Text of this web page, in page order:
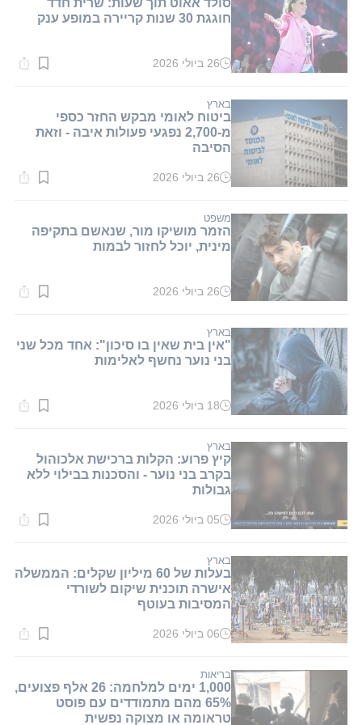
חוגגת 30 שנות קריירה במופע ענק
זמן
דקות.
26 ביולי 2026
בארץ
ביטוח לאומי מבקש החזר כספי
מ-2,700 נפגעי פעולות איבה - וזאת
הסיבה
זמן
דקות.
26 ביולי 2026
משפט
הזמר מושיקו מור, שנאשם בתקיפה
מינית, יוכל לחזור לבמות
זמן
דקות.
26 ביולי 2026
בארץ
"אין בית שאין בו סיכון": אחד מכל שני
בני נוער נחשף לאלימות
זמן
דקות.
18 ביולי 2026
בארץ
קיץ פרוע: הקלות ברכישת אלכוהול
בקרב בני נוער - והסכנות בבילוי ללא
גבולות
זמן
דקות.
05 ביולי 2026
בארץ
בעלות של 60 מיליון שקלים: הממשלה
אישרה תוכנית שיקום לשורדי
המסיבות בעוטף
זמן
דקות.
06 ביולי 2026
בריאות
1,000 ימים למלחמה: 26 אלף פצועים,
65% מהם מתמודדים עם פוסט
טראומה או מצוקה נפשית